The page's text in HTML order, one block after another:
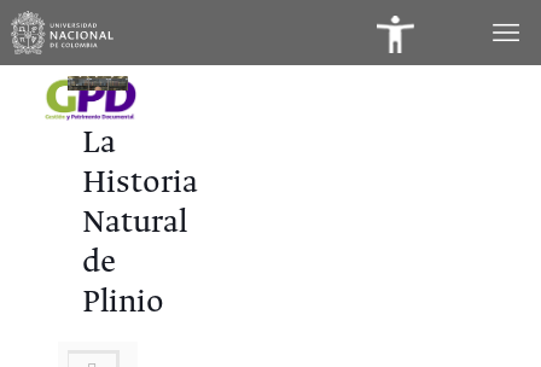
La
Historia
Natural
de
Plinio